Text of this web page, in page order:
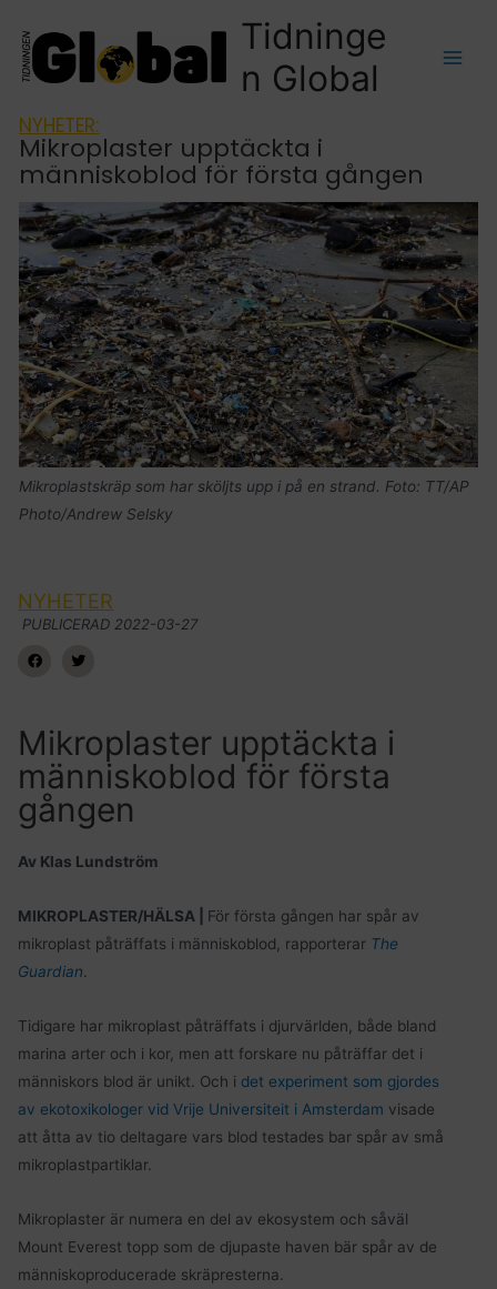
Tidninge
n Global
NYHETER:
Mikroplaster upptäckta i
människoblod för första gången
Mikroplastskräp som har sköljts upp i på en strand. Foto: TT/AP
Photo/Andrew Selsky
NYHETER
PUBLICERAD 2022-03-27
Mikroplaster upptäckta i
människoblod för första
gången
Av Klas Lundström
MIKROPLASTER/HÄLSA | För första gången har spår av
mikroplast påträffats i människoblod, rapporterar The
Guardian
Tidigare har mikroplast påträffats i djurvärlden, både bland
marina arter och i kor, men att forskare nu påträffar det i
människors blod är unikt. Och i det experiment som gjordes
av ekotoxikologer vid Vrije Universiteit i Amsterdam visade
att åtta av tio deltagare vars blod testades bar spår av små
mikroplastpartiklar.
Mikroplaster är numera en del av ekosystem och såväl
Mount Everest topp som de djupaste haven bär spår av de
människoproducerade skräpresterna.